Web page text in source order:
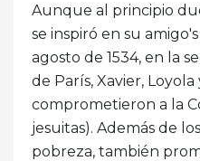
Aunque al principio
se inspiró en su
agosto de 1534, en la
de París, Xavier,
comprometieron a la
jesuitas). Además de
pobreza, también